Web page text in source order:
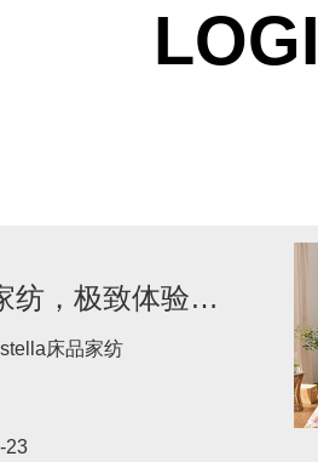
奢华家纺，极致体验的传递
床品家纺
23